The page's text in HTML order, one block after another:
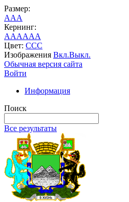
Размер:
AAA
Кернинг:
AAAAAA
Цвет: CCC
Изображения Вкл.Выкл.
Обычная версия сайта
Войти
Информация
Поиск
Все результаты